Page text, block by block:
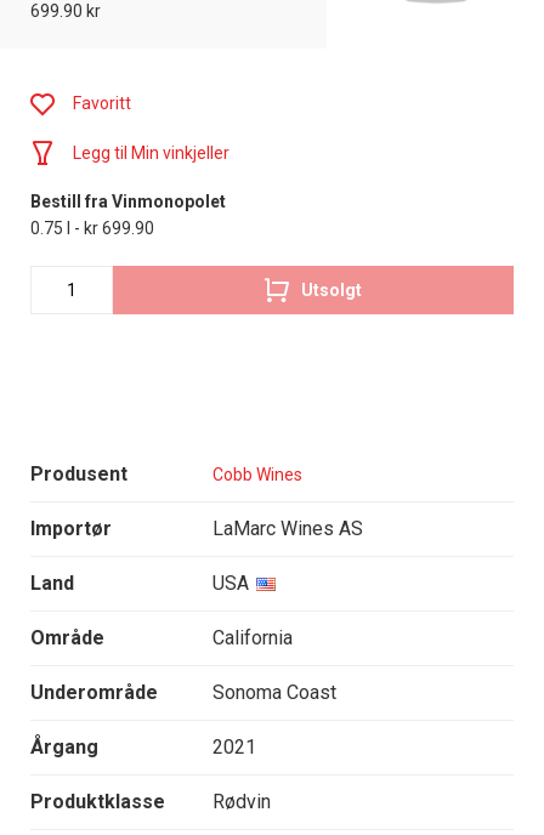
699.90 kr
Produsent Cobb Wines
Importør LaMarc Wines AS
Land USA
Område California
Underområde Sonoma Coast
Årgang 2021
Produktklasse Rødvin
Favoritt
Legg til Min vinkjeller
Bestill fra Vinmonopolet
0.75 l - kr 699.90
Utsolgt